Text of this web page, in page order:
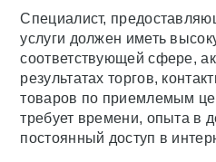
Специалист,
услуги должен иметь
соответствующей сфере,
результатах торгов,
товаров по приемлемым
требует времени, опыта в
постоянный доступ в